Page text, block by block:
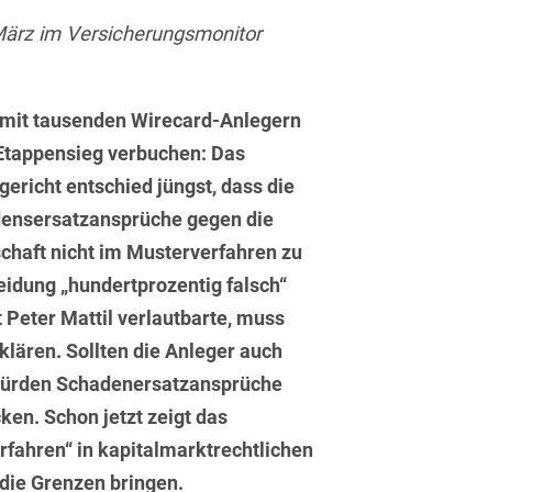
und Vergabe
Insolvenzrecht
/ M&A
U V W
Ergebnis anzeigen
im Versicherungsmonitor
tausenden Wirecard-Anlegern
verbuchen: Das
entschied jüngst, dass die
gegen die
nicht im Musterverfahren zu
„hundertprozentig falsch“
Mattil verlautbarte, muss
Sollten die Anleger auch
Schadenersatzansprüche
Schon jetzt zeigt das
in kapitalmarktrechtlichen
Grenzen bringen.